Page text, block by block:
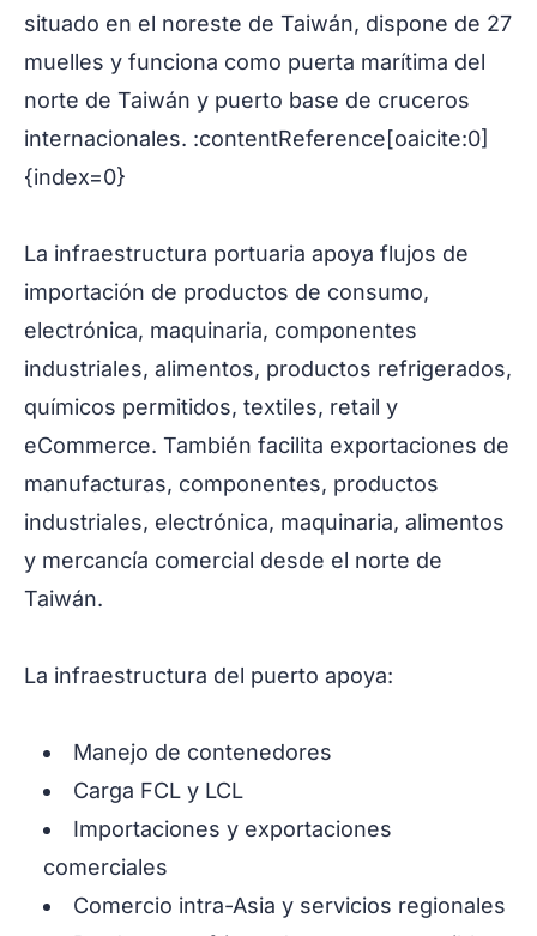
situado en el noreste de Taiwán, dispone de 27
muelles y funciona como puerta marítima del
norte de Taiwán y puerto base de cruceros
internacionales. :contentReference[oaicite:0]
{index=0}
La infraestructura portuaria apoya flujos de
importación de productos de consumo,
electrónica, maquinaria, componentes
industriales, alimentos, productos refrigerados,
químicos permitidos, textiles, retail y
eCommerce. También facilita exportaciones de
manufacturas, componentes, productos
industriales, electrónica, maquinaria, alimentos
y mercancía comercial desde el norte de
Taiwán.
La infraestructura del puerto apoya:
Manejo de contenedores
Carga FCL y LCL
Importaciones y exportaciones
comerciales
Comercio intra-Asia y servicios regionales